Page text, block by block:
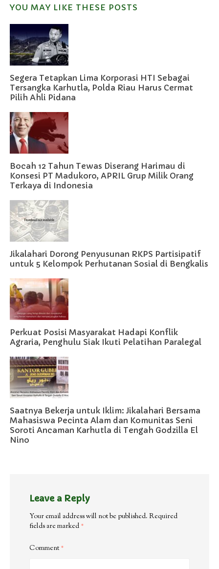
YOU MAY LIKE THESE POSTS
Segera Tetapkan Lima Korporasi HTI Sebagai
Tersangka Karhutla, Polda Riau Harus Cermat
Pilih Ahli Pidana
Bocah 12 Tahun Tewas Diserang Harimau di
Konsesi PT Madukoro, APRIL Grup Milik Orang
Terkaya di Indonesia
Jikalahari Dorong Penyusunan RKPS Partisipatif
untuk 5 Kelompok Perhutanan Sosial di Bengkalis
Perkuat Posisi Masyarakat Hadapi Konflik
Agraria, Penghulu Siak Ikuti Pelatihan Paralegal
Saatnya Bekerja untuk Iklim: Jikalahari Bersama
Mahasiswa Pecinta Alam dan Komunitas Seni
Soroti Ancaman Karhutla di Tengah Godzilla El
Nino
Leave a Reply
Your email address will not be published. Required
fields are marked *
Comment*